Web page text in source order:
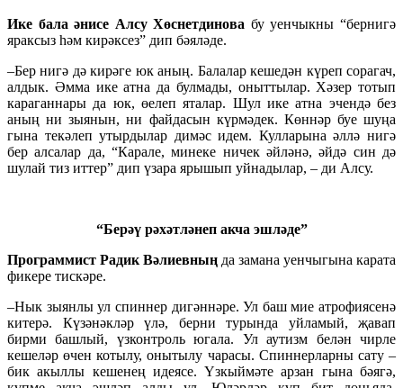
Ике бала әнисе Алсу Хөснетдинова бу уенчыкны “бернигә
яраксыз һәм кирәксез” дип бәяләде.
–Бер нигә дә кирәге юк аның. Балалар кешедән күреп сорагач,
алдык. Әмма ике атна да булмады, оныттылар. Хәзер тотып
караганнары да юк, өелеп яталар. Шул ике атна эчендә без
аның ни зыянын, ни файдасын күрмәдек. Көннәр буе шуңа
гына текәлеп утырдылар димәс идем. Кулларына әллә нигә
бер алсалар да, “Карале, минеке ничек әйләнә, әйдә син дә
шулай тиз иттер” дип үзара ярышып уйнадылар, – ди Алсу.
“Берәү рәхәтләнеп акча эшләде”
Программист Радик Вәлиевның да замана уенчыгына карата
фикере тискәре.
–Нык зыянлы ул спиннер дигәннәре. Ул баш мие атрофиясенә
китерә. Күзәнәкләр үлә, берни турында уйламый, җавап
бирми башлый, үзконтроль югала. Ул аутизм белән чирле
кешеләр өчен котылу, онытылу чарасы. Спиннерларны сату –
бик акыллы кешенең идеясе. Үзкыймәте арзан гына бәягә,